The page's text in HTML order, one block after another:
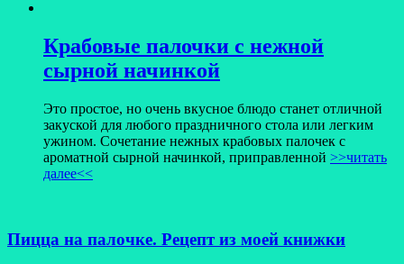
Крабовые палочки с нежной
сырной начинкой
Это простое, но очень вкусное блюдо станет отличной
закуской для любого праздничного стола или легким
ужином. Сочетание нежных крабовых палочек с
ароматной сырной начинкой, приправленной >>читать
далее<<
Пицца на палочке. Рецепт из моей книжки